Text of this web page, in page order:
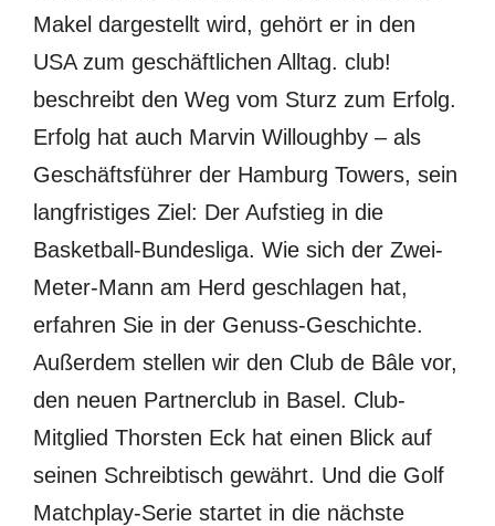
Makel dargestellt wird, gehört er in den
USA zum geschäftlichen Alltag. club!
beschreibt den Weg vom Sturz zum Erfolg.
Erfolg hat auch Marvin Willoughby – als
Geschäftsführer der Hamburg Towers, sein
langfristiges Ziel: Der Aufstieg in die
Basketball-Bundesliga. Wie sich der Zwei-
Meter-Mann am Herd geschlagen hat,
erfahren Sie in der Genuss-Geschichte.
Außerdem stellen wir den Club de Bâle vor,
den neuen Partnerclub in Basel. Club-
Mitglied Thorsten Eck hat einen Blick auf
seinen Schreibtisch gewährt. Und die Golf
Matchplay-Serie startet in die nächste